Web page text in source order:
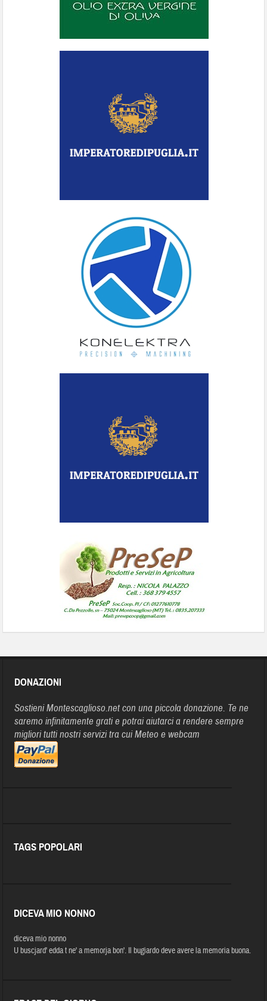
DONAZIONI
Sostieni Montescaglioso.net con una piccola donazione. Te ne
saremo infinitamente grati e potrai aiutarci a rendere sempre
migliori tutti nostri servizi tra cui Meteo e webcam
TAGS POPOLARI
DICEVA MIO NONNO
diceva mio nonno
U buscjard' edda t ne' a memorja bon'. Il bugiardo deve avere la memoria buona.